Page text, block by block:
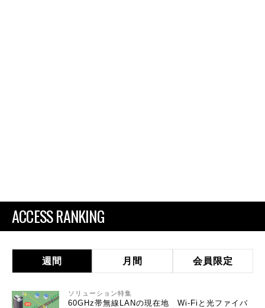
ACCESS RANKING
週間 月間 会員限定
ソリューション特集
60GHz帯無線LANの現在地 Wi-Fiと光ファイバ